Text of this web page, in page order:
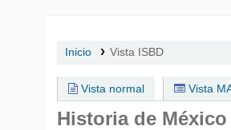
Inicio Vista ISBD
Vista normal Vista
Historia de México